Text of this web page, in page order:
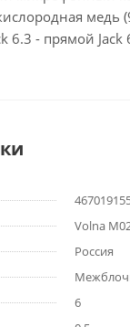
медь
6.3 - прямой Jack
Volna
Россия
6